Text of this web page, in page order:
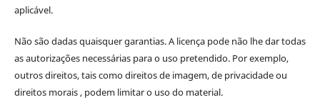
aplicável.
Não são dadas quaisquer garantias. A licença pode não lhe dar todas
as autorizações necessárias para o uso pretendido. Por exemplo,
outros direitos, tais como direitos de imagem, de privacidade ou
direitos morais , podem limitar o uso do material.